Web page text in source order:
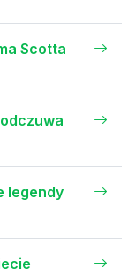
Scotta
legendy